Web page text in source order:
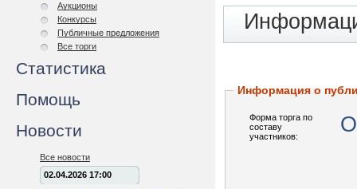
Аукционы
Конкурсы
Публичные предложения
Все торги
Статистика
Помощь
Новости
Все новости
02.04.2026 17:00
Информация о
Форма торга по
составу
участников: